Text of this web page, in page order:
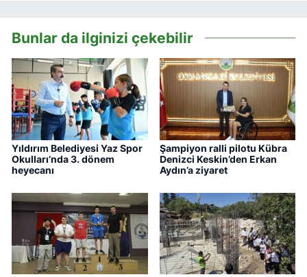
Bunlar da ilginizi çekebilir
Yıldırım Belediyesi Yaz Spor
Okulları’nda 3. dönem
heyecanı
Şampiyon ralli pilotu Kübra
Denizci Keskin’den Erkan
Aydın’a ziyaret